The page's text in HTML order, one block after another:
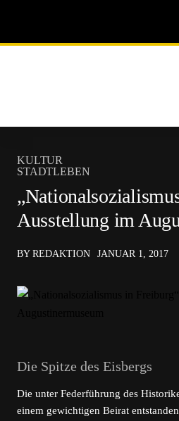
KULTUR
STADTLEBEN
Ausstellung im
BY REDAKTION JANUAR 1, 2017
Die Spitze des Eisbergs
Die unter Federführung des
einem gewichtigen Beirat